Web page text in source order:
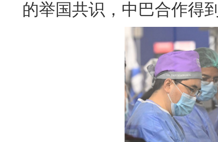
的举国共识，中巴合作得